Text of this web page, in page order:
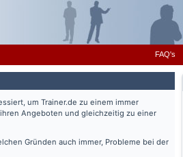
FAQ's
um Trainer.de zu einem immer
Angeboten und gleichzeitig zu einer
Gründen auch immer, Probleme bei der